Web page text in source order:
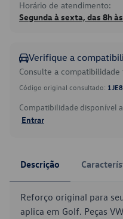
Horário de atendimento:
Segunda à sexta, das 8h
Verifique a
Consulte a
Código original consultado:
Compatibilidade disponível
Entrar
Descrição
Reforço original para
aplica em Golf. Peças